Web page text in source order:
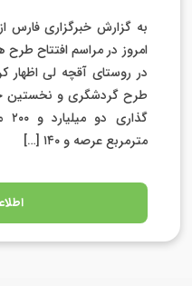
به گزارش خبرگزاری فارس
امروز در مراسم افتتاح
در روستای آقچه لی اظهار
طرح گردشگری و نخستین
مترمربع عرصه و ۱۴۰ […]